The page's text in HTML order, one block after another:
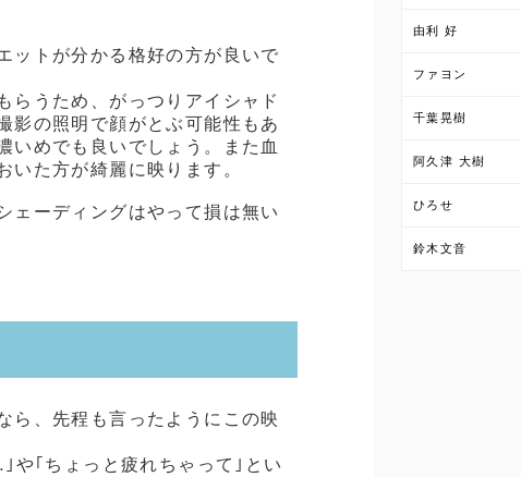
ットが分かる格好の方が良いで
らうため、がっつりアイシャド
影の照明で顔がとぶ可能性もあ
いめでも良いでしょう。また血
いた方が綺麗に映ります。
ェーディングはやって損は無い
ら、先程も言ったようにこの映
や｢ちょっと疲れちゃって｣とい
由利 好
ファヨン
千葉晃樹
阿久津 大樹
ひろせ
鈴木文音